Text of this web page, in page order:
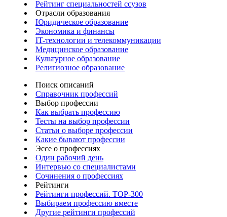
Рейтинг специальностей ссузов
Отрасли образования
Юридическое образование
Экономика и финансы
IT-технологии и телекоммуникации
Медицинское образование
Культурное образование
Религиозное образование
Поиск описаний
Справочник профессий
Выбор профессии
Как выбрать профессию
Тесты на выбор профессии
Статьи о выборе профессии
Какие бывают профессии
Эссе о профессиях
Один рабочий день
Интервью со специалистами
Сочинения о профессиях
Рейтинги
Рейтинги профессий. TOP-300
Выбираем профессию вместе
Другие рейтинги профессий